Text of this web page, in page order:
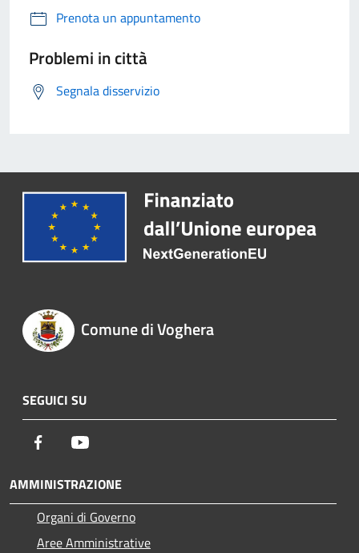
Prenota un appuntamento
Problemi in città
Segnala disservizio
Comune di Voghera
SEGUICI SU
Facebook
AMMINISTRAZIONE
Organi di Governo
Aree Amministrative